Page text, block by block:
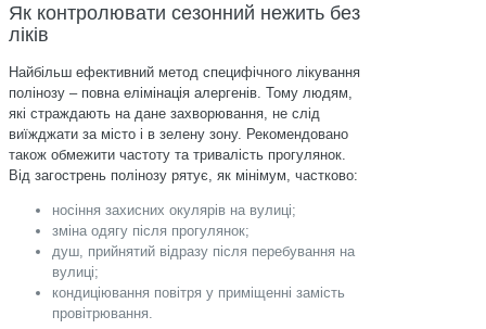
Як контролювати сезонний нежить без
ліків
Найбільш ефективний метод специфічного лікування
полінозу – повна елімінація алергенів. Тому людям,
які страждають на дане захворювання, не слід
виїжджати за місто і в зелену зону. Рекомендовано
також обмежити частоту та тривалість прогулянок.
Від загострень полінозу рятує, як мінімум, частково:
носіння захисних окулярів на вулиці;
зміна одягу після прогулянок;
душ, прийнятий відразу після перебування на
вулиці;
кондиціювання повітря у приміщенні замість
провітрювання.